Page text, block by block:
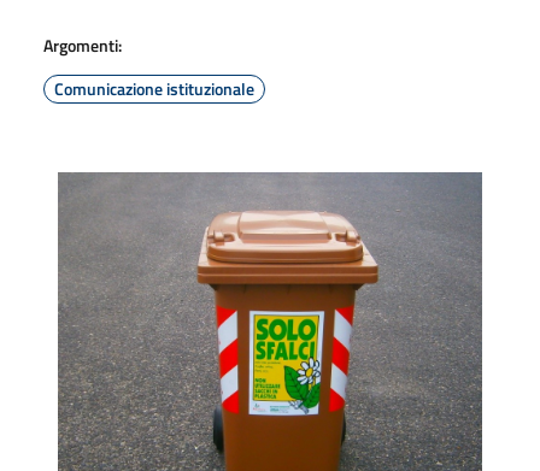
Argomenti:
Comunicazione istituzionale